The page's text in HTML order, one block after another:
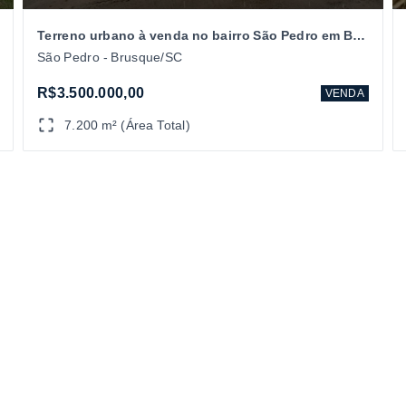
Terreno urbano à venda no bairro São Pedro em Brusque/SC
São Pedro - Brusque/SC
R$3.500.000,00 VENDA
7.200 m² (Área Total)